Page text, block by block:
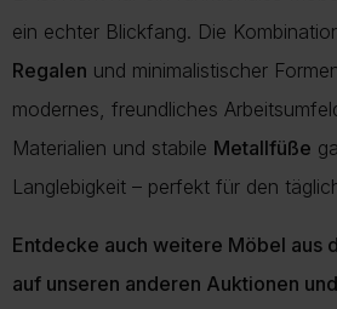
ein echter Blickfang. Die
Regalen und minimalistischer
modernes, freundliches
Materialien und stabile Metallfüße
Langlebigkeit – perfekt für den
Entdecke auch weitere Möbel aus
auf unseren anderen Auktionen